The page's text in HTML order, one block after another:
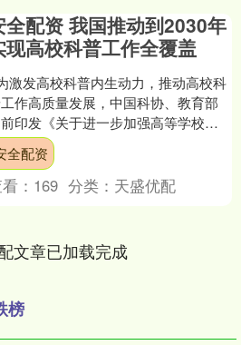
全配资 我国推动到2030年
现高校科普工作全覆盖
激发高校科普内生动力，推动高校科
作高质量发展，中国科协、教育部
印发《关于进一步加强高等学校科
作的意见》，提出到2030年实现高
普工作全覆盖....
全配资
： 169 分类： 天盛优配
文章已加载完成
榜